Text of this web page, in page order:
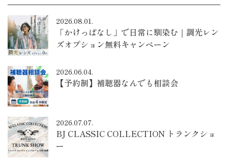
2026.08.01.
「かけっぱなし」で日常に馴染む｜調光レン
ズオプション無料キャンペーン
2026.06.04.
【予約制】補聴器なんでも相談会
2026.07.07.
BJ CLASSIC COLLECTION トランクショ
ー